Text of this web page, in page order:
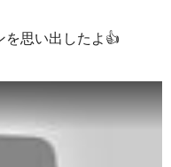
を思い出したよ👍️